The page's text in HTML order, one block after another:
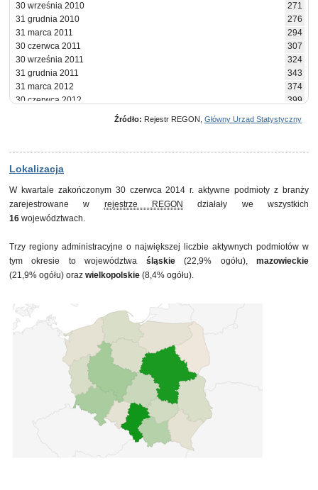
30 września 2010
271
31 grudnia 2010
276
31 marca 2011
294
30 czerwca 2011
307
30 września 2011
324
31 grudnia 2011
343
31 marca 2012
374
30 czerwca 2012
399
30 czerwca 2013
459
30 września 2013
31 marca 2014
504
30 czerwca 2014
512
Źródło: Rejestr REGON, Główny Urząd Statystyczny
Lokalizacja
W kwartale zakończonym 30 czerwca 2014 r. aktywne podmioty z branży
zarejestrowane w rejestrze REGON
działały we wszystkich
16 województwach.
Trzy regiony administracyjne o największej liczbie aktywnych podmiotów w
tym okresie to województwa śląskie(22,9% ogółu),mazowieckie
(21,9% ogółu) oraz wielkopolskie (8,4% ogółu).